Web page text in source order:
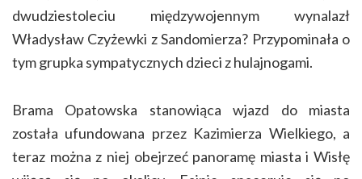
dwudziestoleciu międzywojennym wynalazł
Władysław Czyżewki z Sandomierza? Przypominała o
tym grupka sympatycznych dzieci z hulajnogami.
Brama Opatowska stanowiąca wjazd do miasta
została ufundowana przez Kazimierza Wielkiego, a
teraz można z niej obejrzeć panoramę miasta i Wisłę